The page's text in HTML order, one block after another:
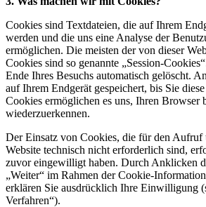
Cookies sind Textdateien, die auf Ihrem
werden und die uns eine Analyse der
ermöglichen. Die meisten der von dieser
Cookies sind so genannte „Session-
Ende Ihres Besuchs automatisch gelöscht.
auf Ihrem Endgerät gespeichert, bis Sie
Cookies ermöglichen es uns, Ihren Browser
wiederzuerkennen.
Der Einsatz von Cookies, die für den Aufruf
Website technisch nicht erforderlich sind,
zuvor eingewilligt haben. Durch Anklicken
„Weiter“ im Rahmen der Cookie-
erklären Sie ausdrücklich Ihre Einwilligung
Verfahren“).